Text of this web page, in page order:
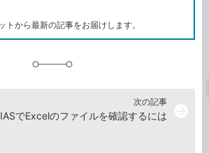
ク
トから最新の記事をお届けします。
次の記事
でExcelのファイルを確認するには